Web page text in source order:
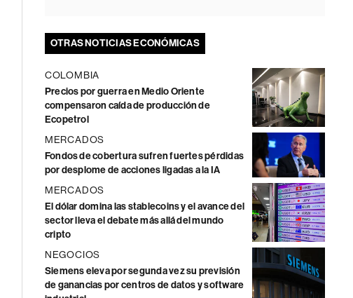
OTRAS NOTICIAS ECONÓMICAS
COLOMBIA
Precios por guerra en Medio Oriente
compensaron caída de producción de
Ecopetrol
MERCADOS
Fondos de cobertura sufren fuertes pérdidas
por desplome de acciones ligadas a la IA
MERCADOS
El dólar domina las stablecoins y el avance del
sector lleva el debate más allá del mundo
cripto
NEGOCIOS
Siemens eleva por segunda vez su previsión
de ganancias por centros de datos y software